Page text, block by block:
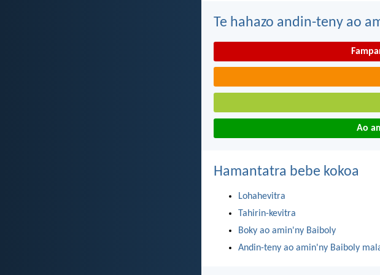
Te hahazo andin-teny ao
Ao
Hamantatra bebe kokoa
Lohahevitra
Tahirin-kevitra
Boky ao amin'ny Baiboly
Andin-teny ao amin'ny Baiboly